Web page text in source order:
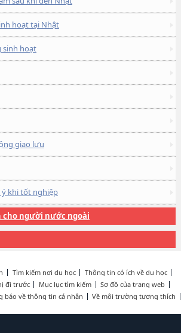
hoạt tại Nhật
sinh hoạt
giao lưu
ý khi tốt nghiệp
cho người nước ngoài
Tìm kiếm nơi du học
Thông tin có ích về du học
đi trước
Mục lục tìm kiếm
Sơ đồ của trang web
báo về thông tin cá nhân Về môi trường tương thích